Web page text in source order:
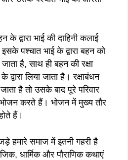
द्वारा भाई की दाहिनी कलाई
पश्चात भाई के द्वारा बहन को
है, साथ ही बहन की रक्षा
लिया जाता है। रक्षाबंधन
है तो उसके बाद पूरे परिवार
करते हैं। भोजन में मुख्य तौर
हैं।
हमारे समाज में इतनी गहरी है
धार्मिक और पौराणिक कथाएं